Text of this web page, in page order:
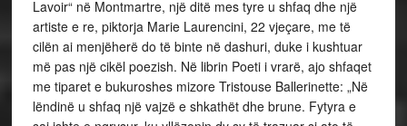
Lavoir“ në Montmartre, një ditë mes tyre u shfaq dhe një
artiste e re, piktorja Marie Laurencini, 22 vjeçare, me të
cilën ai menjëherë do të binte në dashuri, duke i kushtuar
më pas një cikël poezish. Në librin Poeti i vrarë, ajo shfaqet
me tiparet e bukuroshes mizore Tristouse Ballerinette: „Në
lëndinë u shfaq një vajzë e shkathët dhe brune. Fytyra e